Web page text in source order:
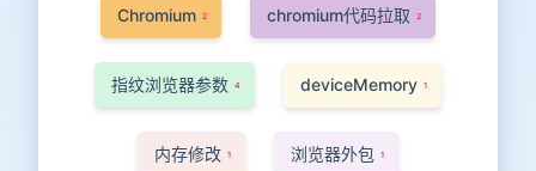
Chromium 2 chromium代码拉取 2
指纹浏览器参数 4 deviceMemory 1
内存修改 1 浏览器外包 1